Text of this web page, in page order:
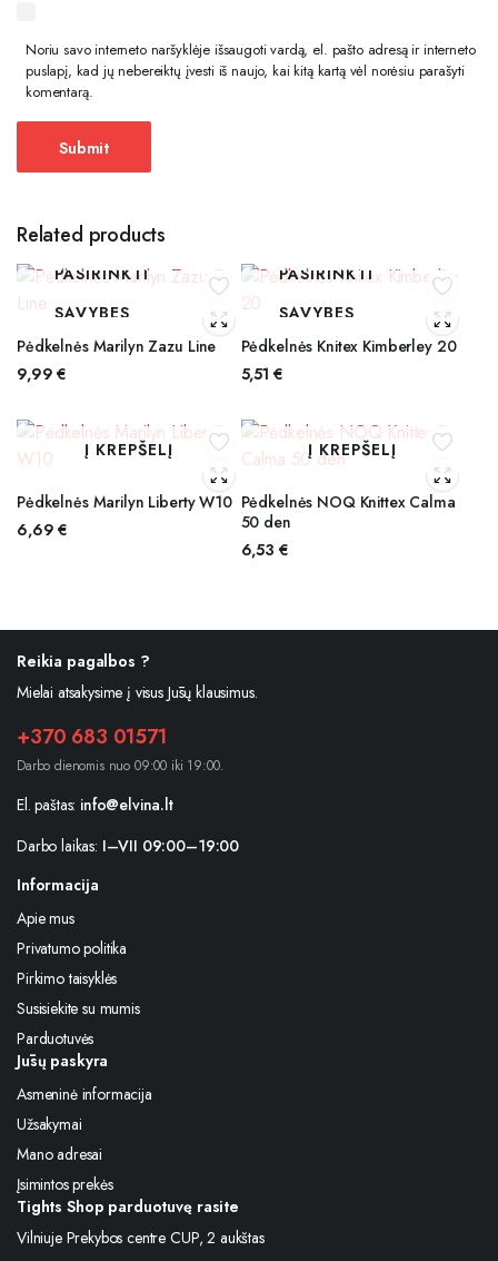
Noriu savo interneto naršyklėje išsaugoti vardą, el. pašto adresą ir interneto
puslapį, kad jų nebereiktų įvesti iš naujo, kai kitą kartą vėl norėsiu parašyti
komentarą.
Related products
PASIRINKTI
SAVYBES
Pėdkelnės Marilyn Zazu Line
9,99€
PASIRINKTI
SAVYBES
Pėdkelnės Knitex Kimberley 20
5,51 €
Į KREPŠELĮ
Pėdkelnės Marilyn Liberty W10
6,69€
Į KREPŠELĮ
Pėdkelnės NOQ Knittex Calma
50 den
6,53 €
Reikia pagalbos ?
Mielai atsakysime į visus Jūsų klausimus.
+370 683 01571
Darbo dienomis nuo 09:00 iki 19:00.
El. paštas: info@elvina.lt
Darbo laikas: I–VII 09:00–19:00
Informacija
Apie mus
Privatumo politika
Pirkimo taisyklės
Susisiekite su mumis
Parduotuvės
Jūsų paskyra
Asmeninė informacija
Užsakymai
Mano adresai
Įsimintos prekės
Tights Shop parduotuvę rasite
Vilniuje Prekybos centre CUP, 2 aukštas